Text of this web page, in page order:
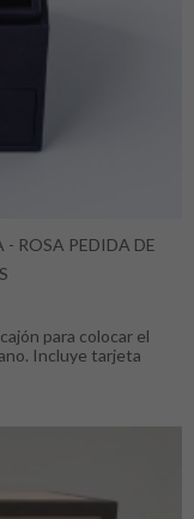
- ROSA PEDIDA DE
para colocar el
Incluye tarjeta